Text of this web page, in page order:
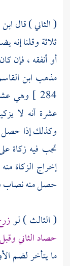
( الثاني ) قال
ثلاثة وقلنا
أو أنفقه ، فإن
مذهب ابن
284 ] وهي
عشرة أنه لا
وكذلك إذا حصل
تجب فيه زكاة
إخراج الزكاة
حصل منه نصاب
( الثالث ) لو
حصاد الثاني
ما يتأخر لضم